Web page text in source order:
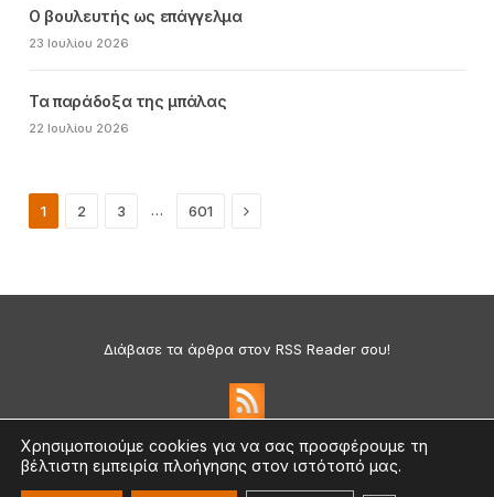
Ο βουλευτής ως επάγγελμα
23 Ιουλίου 2026
Τα παράδοξα της μπάλας
22 Ιουλίου 2026
1 2 3 … 601 Next
Διάβασε τα άρθρα στον RSS Reader σου!
Πολιτική Απορρήτου & Cookies
Χρησιμοποιούμε cookies για να σας προσφέρουμε τη
βέλτιστη εμπειρία πλοήγησης στον ιστότοπό μας.